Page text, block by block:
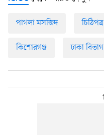
পাগলা মসজিদ চিঠিপত্র
কিশোরগঞ্জ ঢাকা বিভাগ